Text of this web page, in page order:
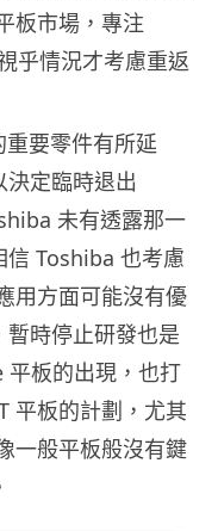
板市場，專注
乎情況才考慮重返
要零件有所延
定臨時退出
未有透露那一
信 Toshiba 也考慮
用方面可能沒有優
時停止研發也是
平板的出現，也打
平板的計劃，尤其
一般平板般沒有鍵